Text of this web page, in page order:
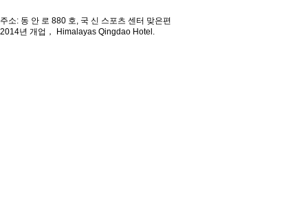
주소: 동 안 로 880 호, 국 신 스포츠 센터 맞은편
2014년 개업， Himalayas Qingdao Hotel.